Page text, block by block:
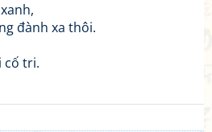
đành xa thôi.
cố tri.